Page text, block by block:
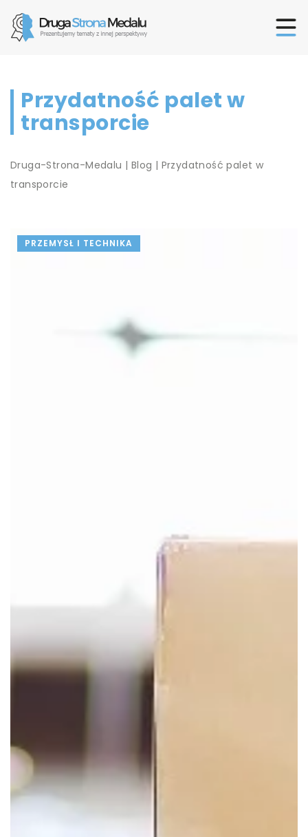
Przydatność palet w
transporcie
Druga-Strona-Medalu | Blog | Przydatność palet w
transporcie
PRZEMYSŁ I TECHNIKA